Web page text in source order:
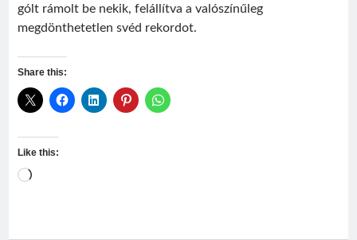
gólt rámolt be nekik, felállítva a valószínűleg
megdönthetetlen svéd rekordot.
Share this:
Like this:
Loading…